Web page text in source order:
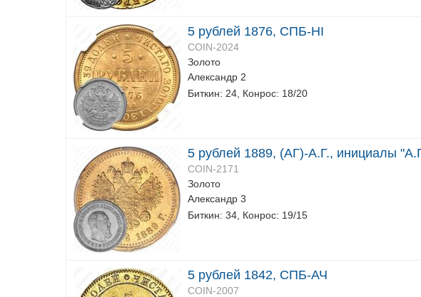
5 рублей 1876, СПБ-НІ
COIN-2024
Золото
Александр 2
Биткин: 24, Конрос: 18/20
5 рублей 1889, (АГ)-А.Г., инициалы
COIN-2171
Золото
Александр 3
Биткин: 34, Конрос: 19/15
5 рублей 1842, СПБ-АЧ
COIN-2007